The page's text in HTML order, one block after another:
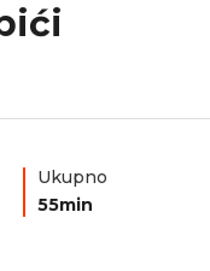
Ukupno
55min